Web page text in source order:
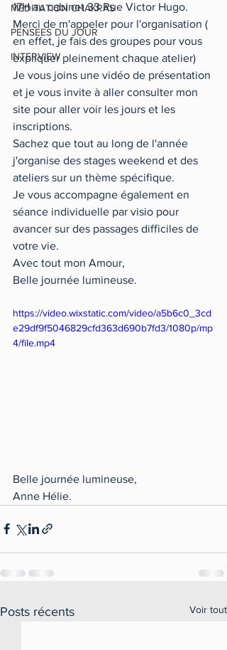
MEDITATION CHAKRAS
PENSEES DU JOUR
INTERVIEW
17H au cabinet 33 Rue Victor Hugo.
Merci de m'appeler pour l'organisation (
en effet, je fais des groupes pour vous
expliquer pleinement chaque atelier)
Je vous joins une vidéo de présentation
et je vous invite à aller consulter mon
site pour aller voir les jours et les
inscriptions.
Sachez que tout au long de l'année
j'organise des stages weekend et des
ateliers sur un thème spécifique.
Je vous accompagne également en
séance individuelle par visio pour
avancer sur des passages difficiles de
votre vie.
Avec tout mon Amour,
Belle journée lumineuse.
https://video.wixstatic.com/video/a5b6c0_3cd
e29df9f5046829cfd363d690b7fd3/1080p/mp
4/file.mp4
Belle journée lumineuse,
Anne Hélie.
Posts récents Voir tout